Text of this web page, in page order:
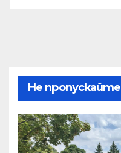
Не пропускайте